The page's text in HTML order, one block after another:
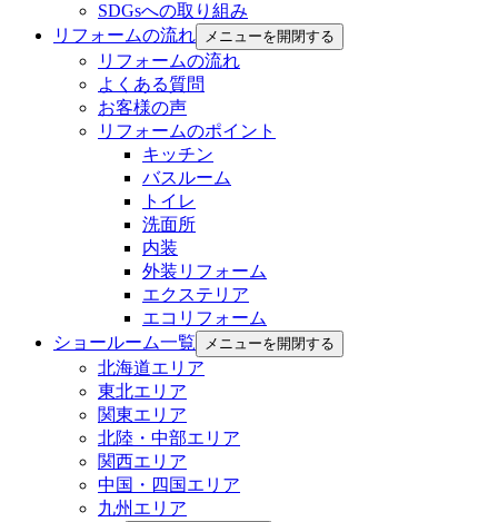
SDGsへの取り組み
リフォームの流れ
メニューを開閉する
リフォームの流れ
よくある質問
お客様の声
リフォームのポイント
キッチン
バスルーム
トイレ
洗面所
内装
外装リフォーム
エクステリア
エコリフォーム
ショールーム一覧
メニューを開閉する
北海道エリア
東北エリア
関東エリア
北陸・中部エリア
関西エリア
中国・四国エリア
九州エリア